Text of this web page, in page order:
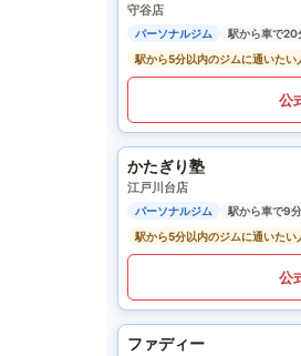
守谷店
パーソナルジム
駅から車で20
駅から5分以内のジムに通いたい
公
かたぎり塾
江戸川台店
パーソナルジム
駅から車で9分
駅から5分以内のジムに通いたい
公
ファディー